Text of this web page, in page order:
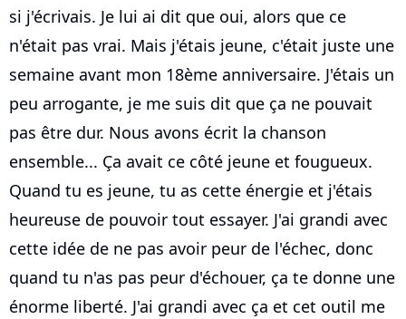
si j'écrivais. Je lui ai dit que oui, alors que ce
n'était pas vrai. Mais j'étais jeune, c'était juste une
semaine avant mon 18ème anniversaire. J'étais un
peu arrogante, je me suis dit que ça ne pouvait
pas être dur. Nous avons écrit la chanson
ensemble... Ça avait ce côté jeune et fougueux.
Quand tu es jeune, tu as cette énergie et j'étais
heureuse de pouvoir tout essayer. J'ai grandi avec
cette idée de ne pas avoir peur de l'échec, donc
quand tu n'as pas peur d'échouer, ça te donne une
énorme liberté. J'ai grandi avec ça et cet outil me